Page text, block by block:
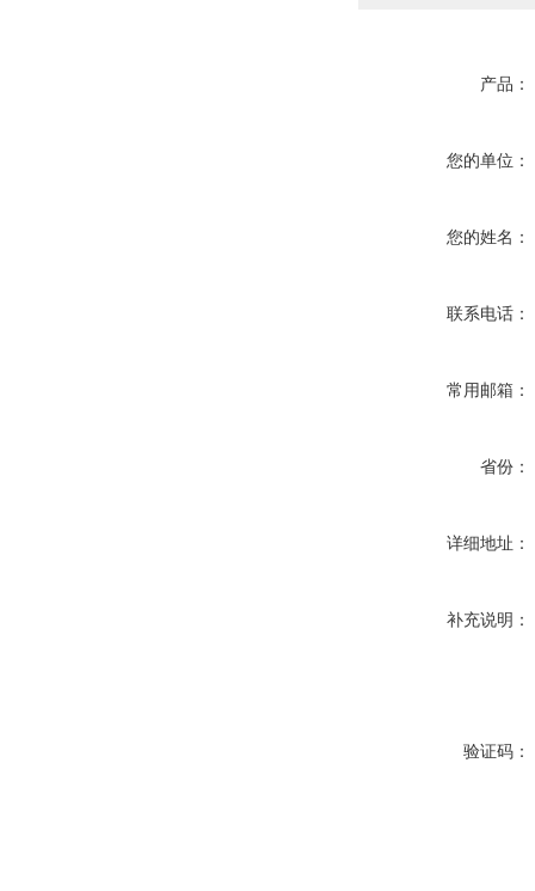
产品：
您的单位：
您的姓名：
联系电话：
常用邮箱：
省份：
详细地址：
补充说明：
验证码：